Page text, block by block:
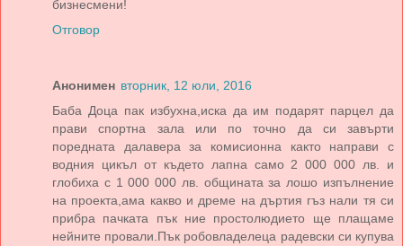
бизнесмени!
Отговор
Анонимен вторник, 12 юли, 2016
Баба Доца пак избухна,иска да им подарят парцел да
прави спортна зала или по точно да си завърти
поредната далавера за комисионна както направи с
водния цикъл от където лапна само 2 000 000 лв. и
глобиха с 1 000 000 лв. общината за лошо изпълнение
на проекта,ама какво и дреме на дъртия гъз нали тя си
прибра пачката пък ние простолюдието ще плащаме
нейните провали.Пък робовладелеца радевски си купува